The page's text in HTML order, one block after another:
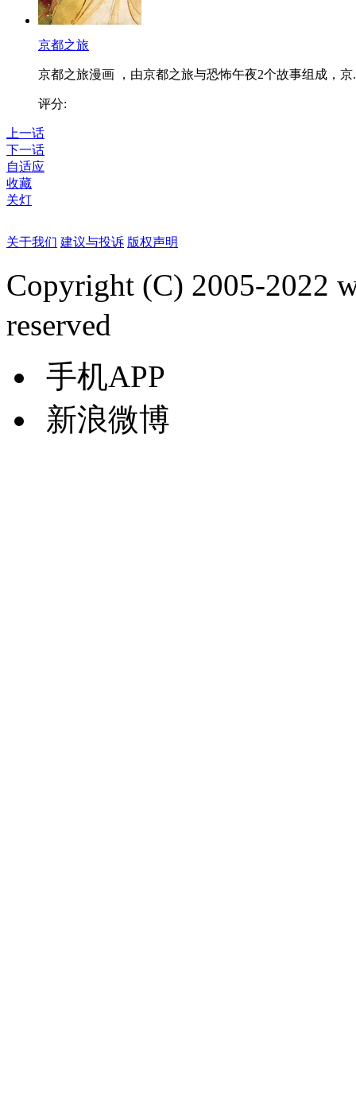
京都之旅
京都之旅漫画 ，由京都之旅与恐怖午夜2个故事组成，京
评分:
上一话
下一话
自适应
收藏
关灯
关于我们 建议与投诉 版权声明
Copyright (C) 2005-2022
reserved
手机APP
新浪微博